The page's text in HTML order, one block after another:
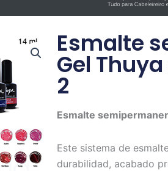
Esmalte
Gel
2
Esmalte
Este sistema de
durabilidad, acabado